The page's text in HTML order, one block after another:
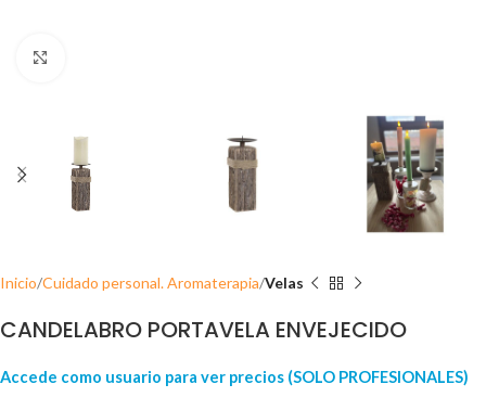
Inicio Cuidado personal. Aromaterapia Velas
CANDELABRO PORTAVELA ENVEJECIDO
Accede como usuario para ver precios (SOLO PROFESIONALES)